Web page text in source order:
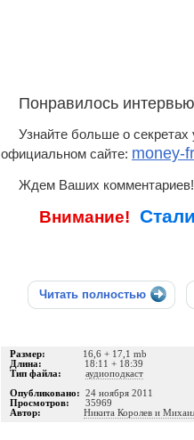
Понравилось
Узнайте больше о секретах
официальном сайте: money-
Ждем Ваших комментариев!
Внимание!
Читать полностью
Размер: 16,6 + 17,1 mb
Длина: 18:11 + 18:39
Тип файла: аудиоподкаст
Опубликовано: 24 ноября 2011
Просмотров: 35969
Автор: Никита Королев и